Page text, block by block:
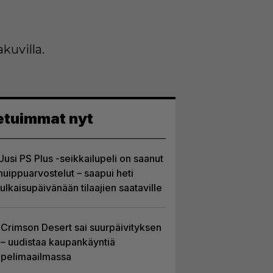
nyt
PS Plus -seikkailupeli on saanut
– saapui heti
tilaajien saataville
Crimson Desert sai suurpäivityksen
– uudistaa kaupankäyntiä
pelimaailmassa